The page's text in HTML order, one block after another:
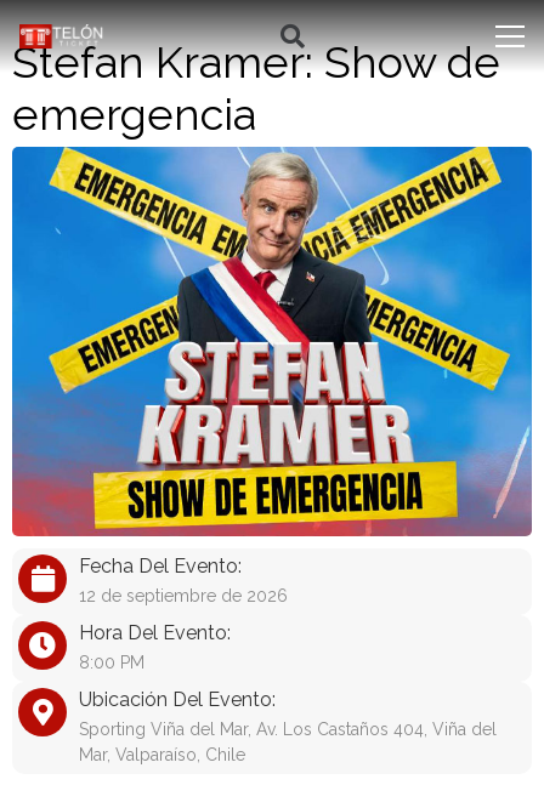
Stefan Kramer: Show de
emergencia
Fecha Del Evento:
12 de septiembre de 2026
Hora Del Evento:
8:00 PM
Ubicación Del Evento:
Sporting Viña del Mar, Av. Los Castaños 404, Viña del
Mar, Valparaíso, Chile